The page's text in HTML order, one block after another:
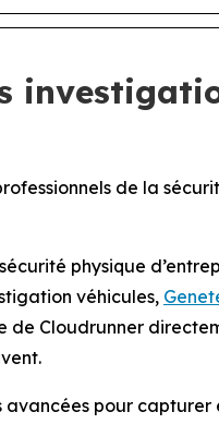
de la
physique
véhicules,
de Cloudrunner
avancées pour capturer